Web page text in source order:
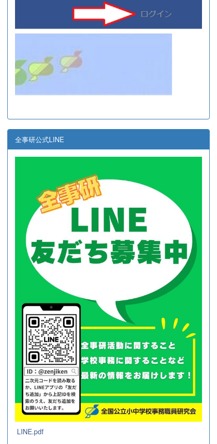
全事研公式LINE
LINE.pdf